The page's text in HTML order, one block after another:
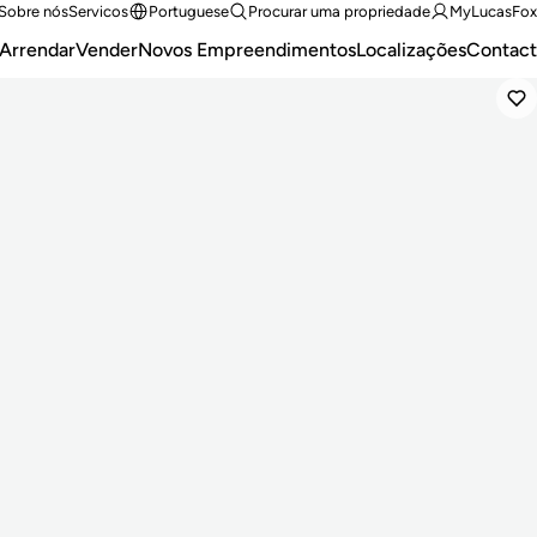
nósServicos Portuguese Procurar uma propriedade MyLucasFox
ArrendarVenderNovos EmpreendimentosLocalizaçõesContact